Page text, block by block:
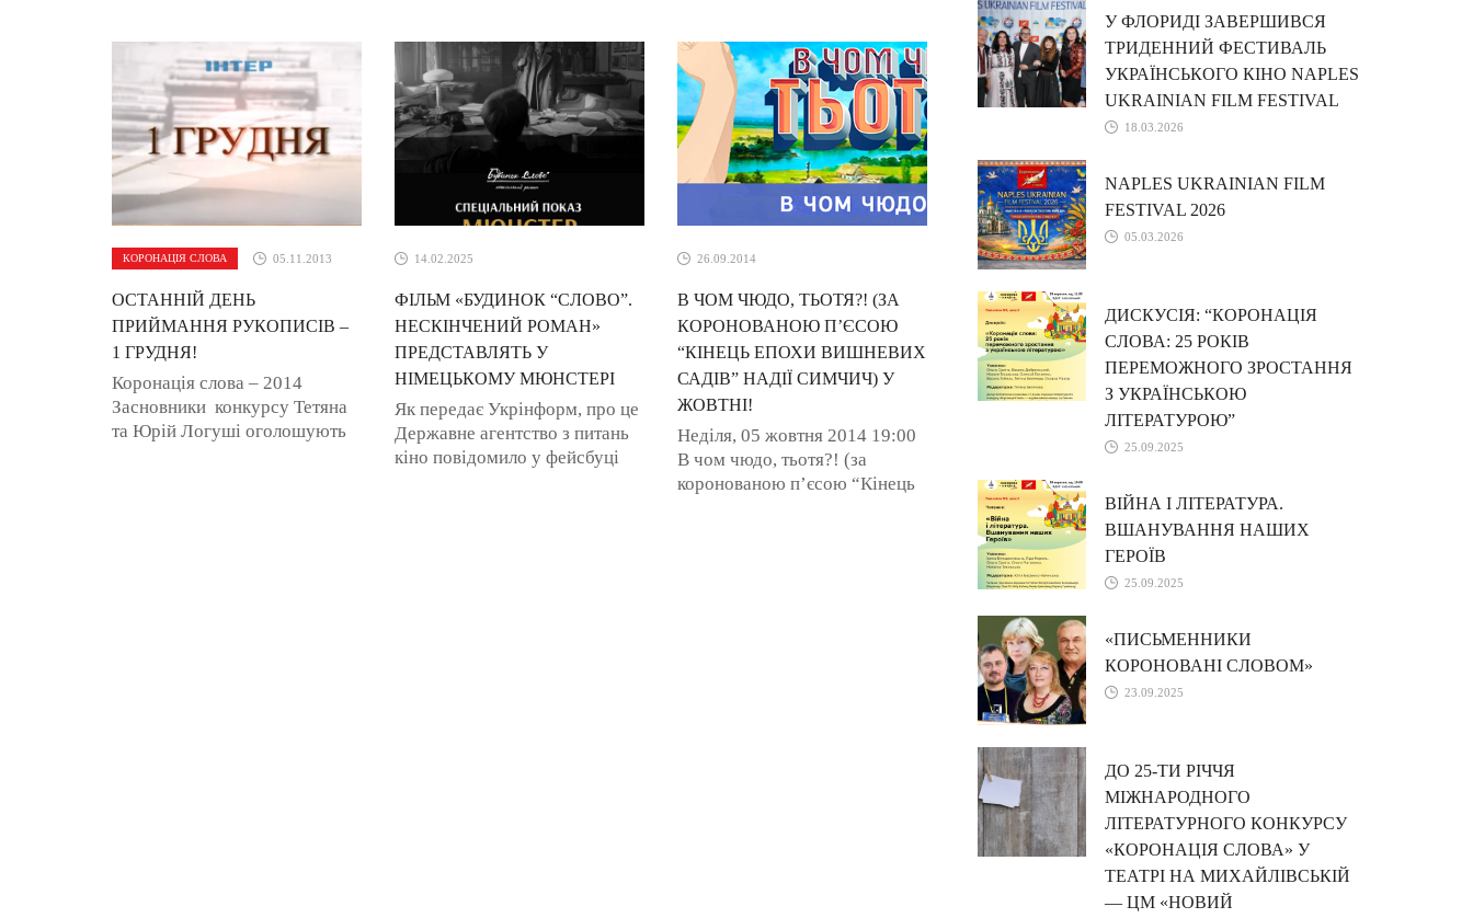
КОРОНАЦІЯ СЛОВА 05.11.2013
ОСТАННІЙ ДЕНЬ
ПРИЙМАННЯ РУКОПИСІВ –
1 ГРУДНЯ!
Коронація слова – 2014
Засновники конкурсу Тетяна
та Юрій Логуші оголошують
14.02.2025
ФІЛЬМ «БУДИНОК “СЛОВО”.
НЕСКІНЧЕНИЙ РОМАН»
ПРЕДСТАВЛЯТЬ У
НІМЕЦЬКОМУ МЮНСТЕРІ
Як передає Укрінформ, про це
Державне агентство з питань
кіно повідомило у фейсбуці
26.09.2014
В ЧОМ ЧЮДО, ТЬОТЯ?! (ЗА
КОРОНОВАНОЮ П’ЄСОЮ
“КІНЕЦЬ ЕПОХИ ВИШНЕВИХ
САДІВ” НАДІЇ СИМЧИЧ) У
ЖОВТНІ!
Неділя, 05 жовтня 2014 19:00
В чом чюдо, тьотя?! (за
коронованою п’єсою “Кінець
У ФЛОРИДІ ЗАВЕРШИВСЯ
ТРИДЕННИЙ ФЕСТИВАЛЬ
УКРАЇНСЬКОГО КІНО NAPLES
UKRAINIAN FILM FESTIVAL
18.03.2026
NAPLES UKRAINIAN FILM
FESTIVAL 2026
05.03.2026
ДИСКУСІЯ: “КОРОНАЦІЯ
СЛОВА: 25 РОКІВ
ПЕРЕМОЖНОГО ЗРОСТАННЯ
З УКРАЇНСЬКОЮ
ЛІТЕРАТУРОЮ”
25.09.2025
ВІЙНА І ЛІТЕРАТУРА.
ВШАНУВАННЯ НАШИХ
ГЕРОЇВ
25.09.2025
«ПИСЬМЕННИКИ
КОРОНОВАНІ СЛОВОМ»
23.09.2025
ДО 25-ТИ РІЧЧЯ
МІЖНАРОДНОГО
ЛІТЕРАТУРНОГО КОНКУРСУ
«КОРОНАЦІЯ СЛОВА» У
ТЕАТРІ НА МИХАЙЛІВСЬКІЙ
— ЦМ «НОВИЙ